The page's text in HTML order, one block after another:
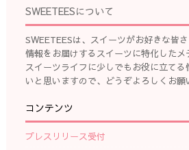
SWEETEESについて
SWEETEESは、スイーツがお好きな皆
情報をお届けするスイーツに特化したメ
スイーツライフに少しでもお役に立て
いと思いますので、どうぞよろしくお願
コンテンツ
プレスリリース受付